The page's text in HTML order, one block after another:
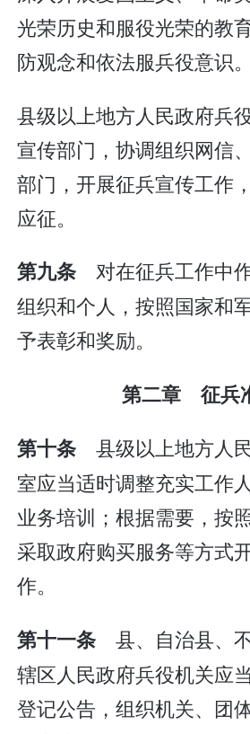
光荣历史和服役光荣的教
防观念和依法服兵役意识。
县级以上地方人民政府兵
宣传部门，协调组织网信
部门，开展征兵宣传工作
应征。
第九条 对在征兵工作中
组织和个人，按照国家和
予表彰和奖励。
第二章 征兵
第十条 县级以上地方人
室应当适时调整充实工作
业务培训；根据需要，按
采取政府购买服务等方式
作。
第十一条 县、自治县、
辖区人民政府兵役机关应
登记公告，组织机关、团